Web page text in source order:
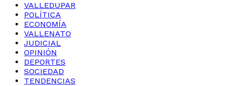
VALLEDUPAR
POLÍTICA
ECONOMÍA
VALLENATO
JUDICIAL
OPINIÓN
DEPORTES
SOCIEDAD
TENDENCIAS